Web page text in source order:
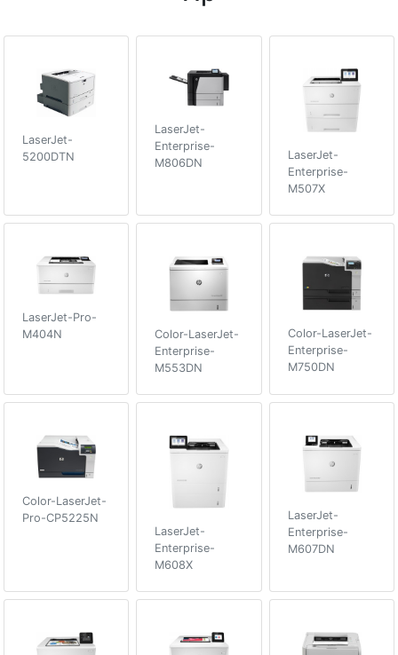
LaserJet-
5200DTN
LaserJet-
Enterprise-
M806DN
LaserJet-
Enterprise-
M507X
LaserJet-Pro-
M404N
Color-LaserJet-
Enterprise-
M553DN
Color-LaserJet-
Enterprise-
M750DN
Color-LaserJet-
Pro-CP5225N
LaserJet-
Enterprise-
M608X
LaserJet-
Enterprise-
M607DN